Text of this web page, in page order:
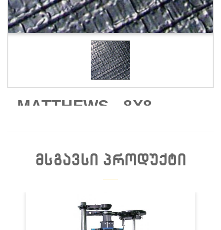
MATTHEWS - 8X8
BLACK/WHITE T55
FABRIC - (1)
ᲛᲡᲒᲐᲕᲡᲘ ᲞᲠᲝᲓᲣᲥᲢᲘ